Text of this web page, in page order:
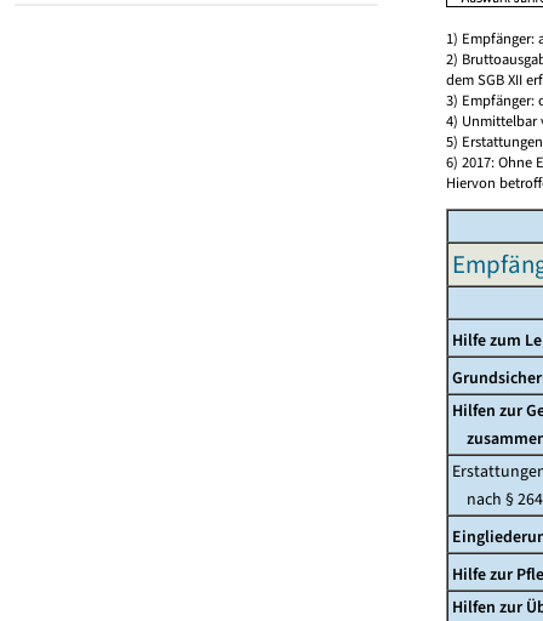
1) Empfänger:
2)
dem SGB XII
3) Empfänger:
4) Unmittelbar
5)
6) 2017: Ohne
Hiervon
Hilfe zum
Hilfen zur
nach § 264
Hilfe zur
Hilfen zur